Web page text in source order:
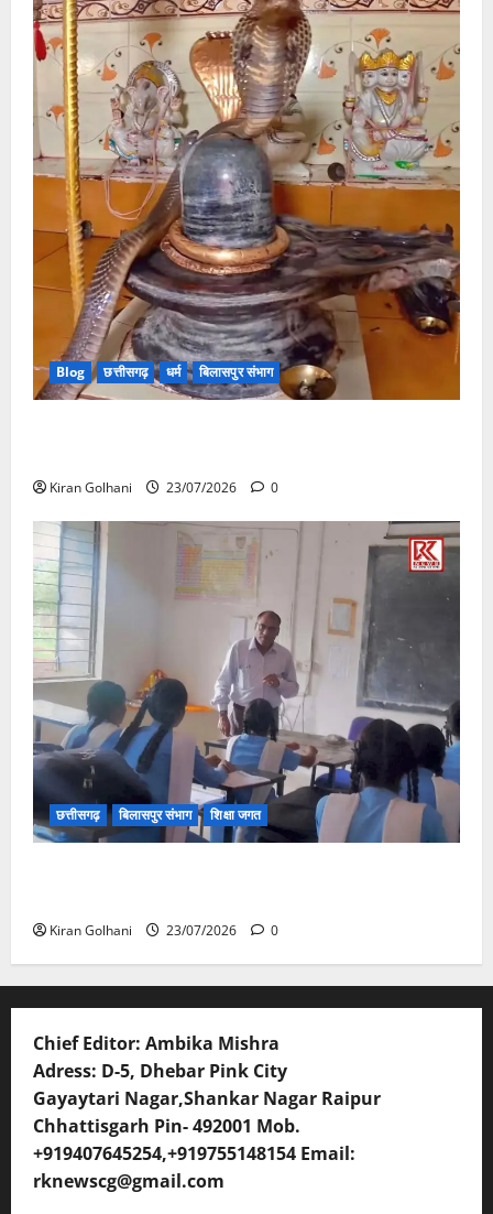
Blog छत्तीसगढ़ धर्म बिलासपुर संभाग
Kiran Golhani 23/07/2026 0
छत्तीसगढ़ बिलासपुर संभाग शिक्षा जगत
Kiran Golhani 23/07/2026 0
Chief Editor: Ambika Mishra
Adress: D-5, Dhebar Pink City
Gayaytari Nagar,Shankar Nagar Raipur
Chhattisgarh Pin- 492001 Mob.
+919407645254,+919755148154 Email:
rknewscg@gmail.com